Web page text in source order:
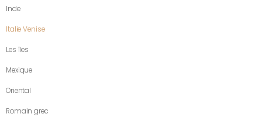
Inde
Italie Venise
Les îles
Mexique
Oriental
Romain grec